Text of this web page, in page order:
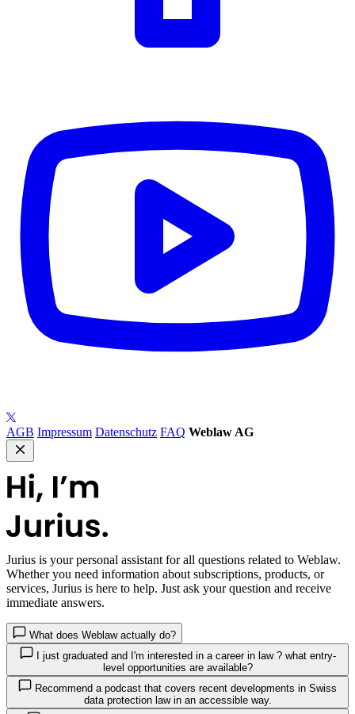
AGB Impressum Datenschutz FAQ Weblaw AG
Jurius is your personal assistant for all questions related to Weblaw.
Whether you need information about subscriptions, products, or
services, Jurius is here to help. Just ask your question and receive
immediate answers.
What does Weblaw actually do?
I just graduated and I'm interested in a career in law ? what entry-
level opportunities are available?
data protection law in an accessible way.